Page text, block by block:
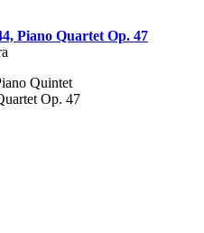
Piano Quartet Op. 47